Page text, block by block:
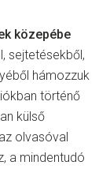
közepébe
sejtetésekből,
hámozzuk
történő
külső
olvasóval
a mindentudó